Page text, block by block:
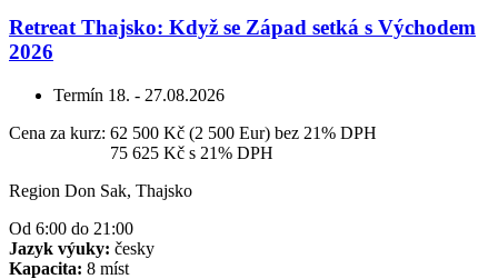
Retreat Thajsko: Když se Západ setká s Východem
2026
Termín 18. - 27.08.2026
Cena za kurz: 62 500 Kč (2 500 Eur) bez 21% DPH
75 625 Kč s 21% DPH
Region Don Sak, Thajsko
Od 6:00 do 21:00
Jazyk výuky: česky
Kapacita: 8 míst